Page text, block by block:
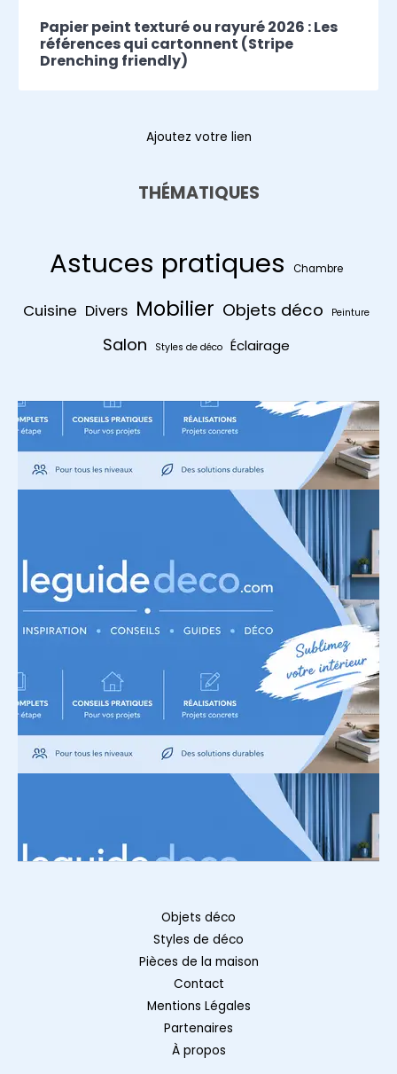
Papier peint texturé ou rayuré 2026 : Les
références qui cartonnent (Stripe
Drenching friendly)
Ajoutez votre lien
THÉMATIQUES
Astuces pratiques Chambre
Cuisine Divers Mobilier Objets déco Peinture
Salon Styles de déco Éclairage
Objets déco
Styles de déco
Pièces de la maison
Contact
Mentions Légales
Partenaires
À propos